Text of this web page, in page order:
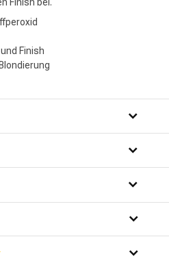
Finish
Oxydation 12,5 Vol
12,5 Vol ist ein Entwickler für
Textur der L'Oréal